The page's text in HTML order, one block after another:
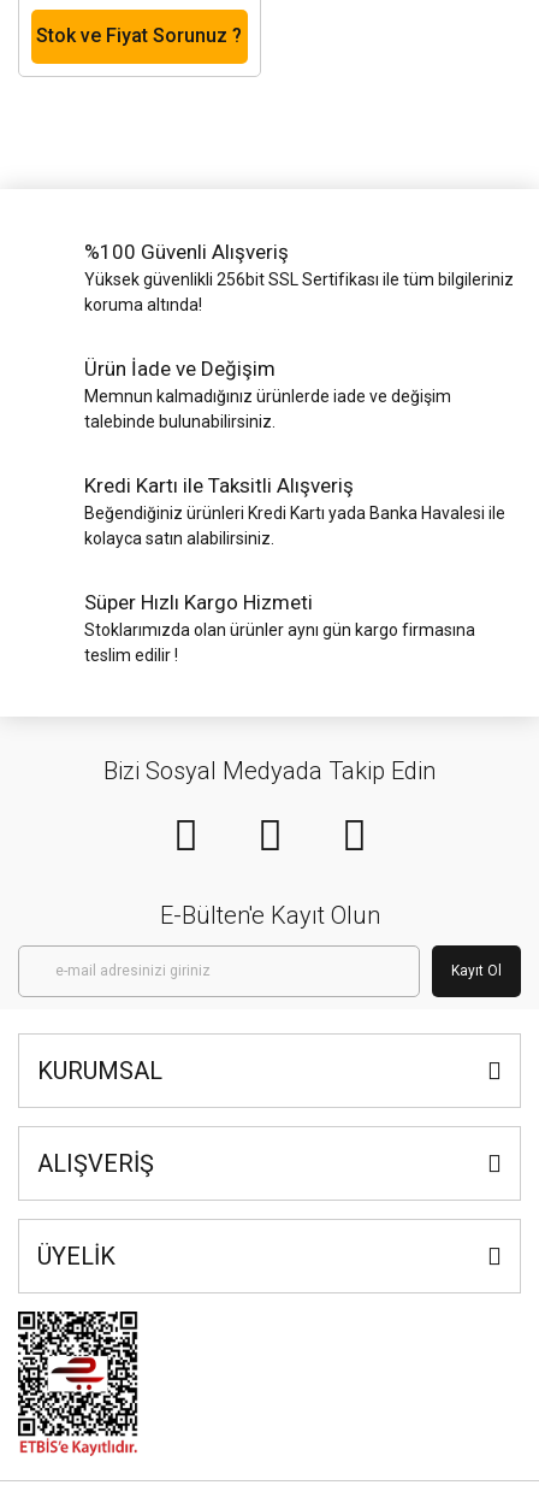
Stok ve Fiyat Sorunuz ?
%100 Güvenli Alışveriş
Yüksek güvenlikli 256bit SSL Sertifikası ile tüm bilgileriniz
koruma altında!
Ürün İade ve Değişim
Memnun kalmadığınız ürünlerde iade ve değişim
talebinde bulunabilirsiniz.
Kredi Kartı ile Taksitli Alışveriş
Beğendiğiniz ürünleri Kredi Kartı yada Banka Havalesi ile
kolayca satın alabilirsiniz.
Süper Hızlı Kargo Hizmeti
Stoklarımızda olan ürünler aynı gün kargo firmasına
teslim edilir !
Bizi Sosyal Medyada Takip Edin
E-Bülten'e Kayıt Olun
Kayıt Ol
KURUMSAL
ALIŞVERİŞ
ÜYELİK